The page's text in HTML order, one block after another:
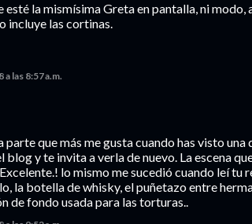
esté la mismísima Greta en pantalla, ni
incluye las cortinas.
las 8:57 a.m.
parte que más me gusta cuando has visto
blog y te invita a verla de nuevo. La escena
lo mismo me sucedió cuando leí tu
la botella de whisky, el puñetazo entre
de fondo usada para las torturas..